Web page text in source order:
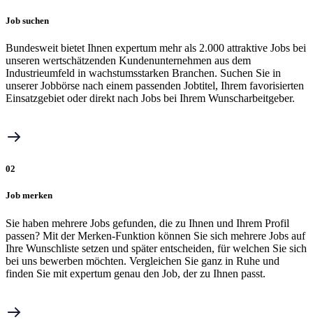
Job suchen
Bundesweit bietet Ihnen expertum mehr als 2.000 attraktive Jobs bei
unseren wertschätzenden Kundenunternehmen aus dem
Industrieumfeld in wachstumsstarken Branchen. Suchen Sie in
unserer Jobbörse nach einem passenden Jobtitel, Ihrem favorisierten
Einsatzgebiet oder direkt nach Jobs bei Ihrem Wunscharbeitgeber.
02
Job merken
Sie haben mehrere Jobs gefunden, die zu Ihnen und Ihrem Profil
passen? Mit der Merken-Funktion können Sie sich mehrere Jobs auf
Ihre Wunschliste setzen und später entscheiden, für welchen Sie sich
bei uns bewerben möchten. Vergleichen Sie ganz in Ruhe und
finden Sie mit expertum genau den Job, der zu Ihnen passt.